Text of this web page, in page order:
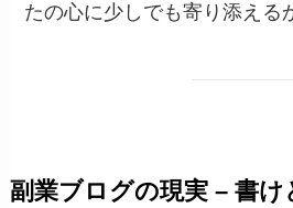
たの心に少しでも寄り添える
副業ブログの現実 – 書